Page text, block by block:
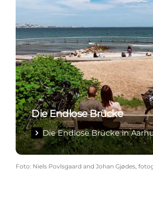
Die Endlose Brücke
Die Endlose Brücke in
Foto: Niels Povlsgaard and Johan Gjødes,